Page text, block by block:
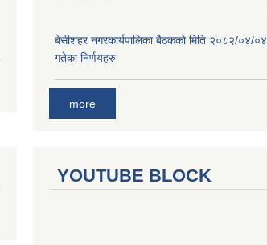
बे‍‍सीशहर नगरकार्यपालिका बैठककाे मिति २०८२/०४/०४
गतेका निर्णयहरु
more
YOUTUBE BLOCK